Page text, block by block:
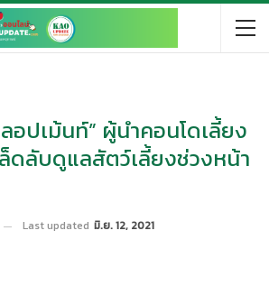
ลอปเม้นท์” ผู้นำคอนโดเลี้ยง
ดลับดูแลสัตว์เลี้ยงช่วงหน้า
Last updated มิ.ย. 12, 2021